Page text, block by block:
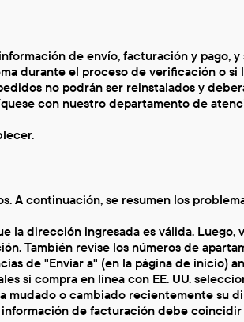
de envío, facturación y pago,
durante el proceso de verificación o si
no podrán ser reinstalados y
con nuestro departamento de
A continuación, se resumen los
la dirección ingresada es válida. Luego,
También revise los números de
de "Enviar a" (en la página de inicio)
si compra en línea con EE. UU.
mudado o cambiado recientemente su
de facturación debe